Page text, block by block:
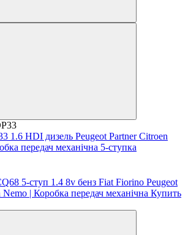
HDI дизель Peugeot Partner Citroen
передач механічна 5-ступка